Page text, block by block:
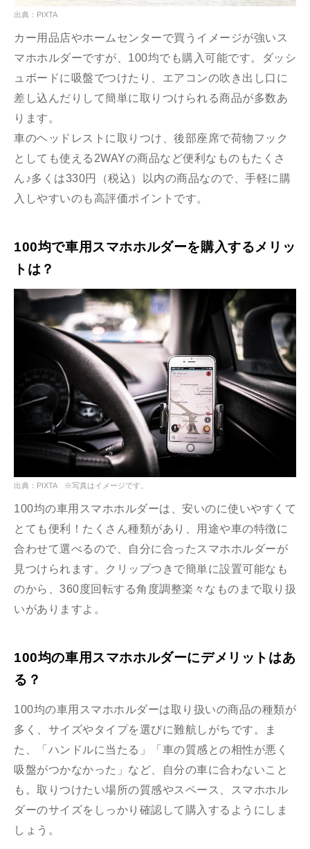
出典：PIXTA
カー用品店やホームセンターで買うイメージが強いス
マホホルダーですが、100均でも購入可能です。ダッシ
ュボードに吸盤でつけたり、エアコンの吹き出し口に
差し込んだりして簡単に取りつけられる商品が多数あ
ります。
車のヘッドレストに取りつけ、後部座席で荷物フック
としても使える2WAYの商品など便利なものもたくさ
ん♪多くは330円（税込）以内の商品なので、手軽に購
入しやすいのも高評価ポイントです。
100均で車用スマホホルダーを購入するメリッ
トは？
出典：PIXTA ※写真はイメージです。
100均の車用スマホホルダーは、安いのに使いやすくて
とても便利！たくさん種類があり、用途や車の特徴に
合わせて選べるので、自分に合ったスマホホルダーが
見つけられます。クリップつきで簡単に設置可能なも
のから、360度回転する角度調整楽々なものまで取り扱
いがありますよ。
100均の車用スマホホルダーにデメリットはあ
る？
100均の車用スマホホルダーは取り扱いの商品の種類が
多く、サイズやタイプを選びに難航しがちです。ま
た、「ハンドルに当たる」「車の質感との相性が悪く
吸盤がつかなかった」など、自分の車に合わないこと
も。取りつけたい場所の質感やスペース、スマホホル
ダーのサイズをしっかり確認して購入するようにしま
しょう。